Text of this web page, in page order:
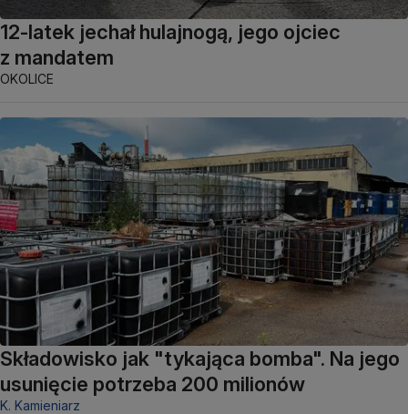
12-latek jechał hulajnogą, jego ojciec
z mandatem
OKOLICE
Składowisko jak "tykająca bomba". Na jego
usunięcie potrzeba 200 milionów
K. Kamieniarz